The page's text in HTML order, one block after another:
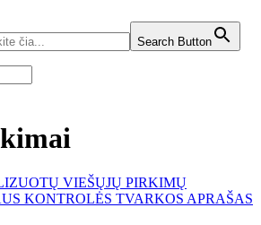
Search Button
VIEŠŲJŲ PIRKIMŲ
KONTROLĖS TVARKOS APRAŠAS